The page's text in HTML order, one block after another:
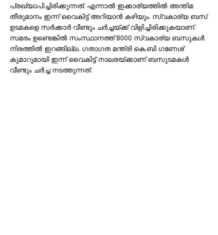
പ്രഖ്യാപിച്ചിരിക്കുന്നത്. എന്നാല്‍ ഇക്കാര്യത്തില്‍ അന്തിമ
തീരുമാനം ഇന്ന് വൈകിട്ട് അറിയാന്‍ കഴിയും. സ്വകാര്യ ബസ്
ഉടമകളെ സര്‍ക്കാര്‍ വീണ്ടും ചര്‍ച്ചയ്ക്ക് വിളിച്ചിരിക്കുകയാണ്.
സമരം ഉണ്ടെങ്കില്‍ സംസ്ഥാനത്ത് 8000 സ്വകാര്യ ബസുകള്‍
നിരത്തില്‍ ഇറങ്ങില്ല. ഗതാഗത മന്ത്രി കെ.ബി ഗണേശ്
കുമാറുമായി ഇന്ന് വൈകിട്ട് നാലരയ്ക്കാണ് ബസുടമകള്‍
വീണ്ടും ചര്‍ച്ച നടത്തുന്നത്.